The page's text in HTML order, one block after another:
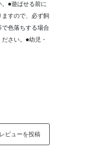
●遊ばせる前に
すので、必ず飼
で色落ちする場合
さい。●幼児・
ビューを投稿